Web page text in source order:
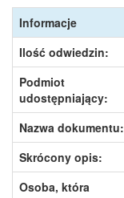
Informacje
Ilość odwiedzin:
Podmiot
udostępniający:
Nazwa dokumentu:
Skrócony opis:
Osoba, która